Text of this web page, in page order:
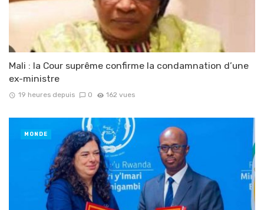
Mali : la Cour suprême confirme la condamnation d’une
ex-ministre
19 heures depuis 0 162 vues
MONDE